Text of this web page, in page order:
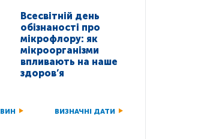
Всесвітній день
обізнаності про
мікрофлору: як
мікроорганізми
впливають на наше
здоров’я
ВИЗНАЧНІ ДАТИ